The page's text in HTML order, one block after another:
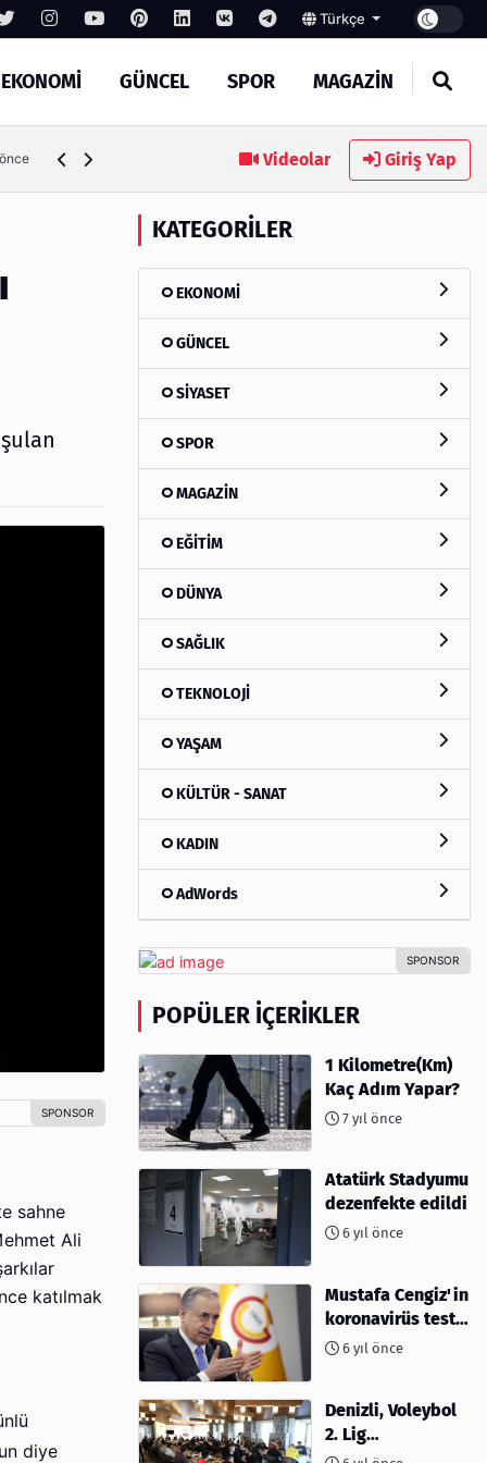
Türkçe
EKONOMİ GÜNCEL SPOR MAGAZİN
SEO Hizmeti Alırken Kandırılmamak İçin Bilinmesi
Videolar Giriş Yap
sahne
Ali
katılmak
diye
KATEGORILER
EKONOMİ
GÜNCEL
SİYASET
SPOR
MAGAZİN
EĞİTİM
DÜNYA
SAĞLIK
TEKNOLOJİ
YAŞAM
KÜLTÜR - SANAT
KADIN
AdWords
POPÜLER İÇERIKLER
1 Kilometre(Km)
Kaç Adım Yapar?
7 yıl önce
Atatürk Stadyumu
dezenfekte edildi
6 yıl önce
Mustafa Cengiz'in
koronavirüs test
sonucu açıklandı
6 yıl önce
Denizli, Voleybol
2. Lig
müsabakalarına